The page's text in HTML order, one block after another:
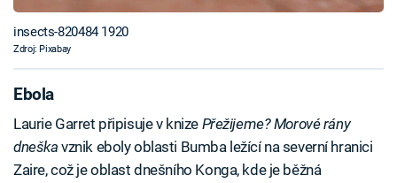
insects-820484 1920
Zdroj: Pixabay
Ebola
Laurie Garret připisuje v knize Přežijeme? Morové rány
dneška vznik eboly oblasti Bumba ležící na severní hranici
Zaire, což je oblast dnešního Konga, kde je běžná